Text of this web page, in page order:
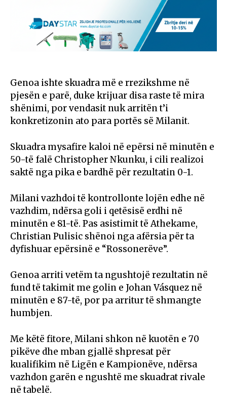
Genoa ishte skuadra më e rrezikshme në
pjesën e parë, duke krijuar disa raste të mira
shënimi, por vendasit nuk arritën t’i
konkretizonin ato para portës së Milanit.
Skuadra mysafire kaloi në epërsi në minutën e
50-të falë Christopher Nkunku, i cili realizoi
saktë nga pika e bardhë për rezultatin 0-1.
Milani vazhdoi të kontrollonte lojën edhe në
vazhdim, ndërsa goli i qetësisë erdhi në
minutën e 81-të. Pas asistimit tëAthekame,
Christian Pulisic shënoi nga afërsia për ta
dyfishuar epërsinë e “Rossonerëve”.
Genoa arriti vetëm ta ngushtojë rezultatin në
fund të takimit me golin e Johan Vásquez në
minutën e 87-të, por pa arritur të shmangte
humbjen.
Me këtë fitore, Milani shkon në kuotën e 70
pikëve dhe mban gjallë shpresat për
kualifikim në Ligën e Kampionëve, ndërsa
vazhdon garën e ngushtë me skuadrat rivale
në tabelë.